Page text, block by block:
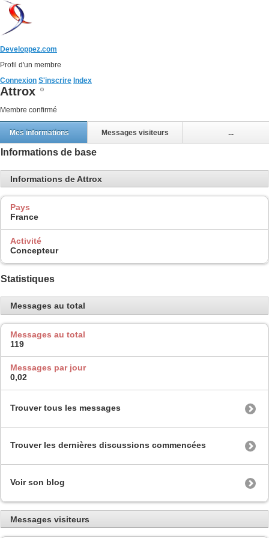
Developpez.com
Profil d'un membre
Connexion S'inscrire Index
Attrox
Membre confirmé
Mes informations Messages visiteurs ...
Informations de base
Informations de Attrox
Pays
France
Activité
Concepteur
Statistiques
Messages au total
Messages au total
119
Messages par jour
0,02
Trouver tous les messages
Trouver les dernières discussions commencées
Voir son blog
Messages visiteurs